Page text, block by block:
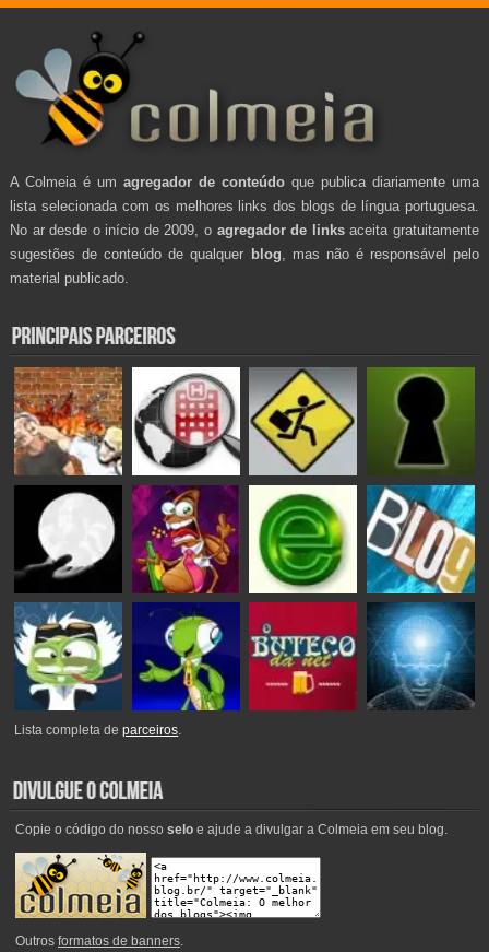
A Colmeia é um agregador de conteúdo que publica diariamente uma
lista selecionada com os melhores links dos blogs de língua portuguesa.
No ar desde o início de 2009, o agregador de linksaceita gratuitamente
sugestões de conteúdo de qualquer blog , mas não é responsável pelo
material publicado.
Lista completa deparceiros.
Copie o código do nosso seloe ajude a divulgar a Colmeia em seu blog.
Outros formatos de banners.